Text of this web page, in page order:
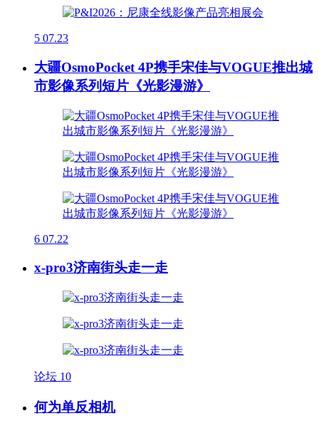
5 07.23
大疆OsmoPocket 4P携手宋佳与VOGUE推出城
市影像系列短片《光影漫游》
6 07.22
x-pro3济南街头走一走
论坛 10
何为单反相机